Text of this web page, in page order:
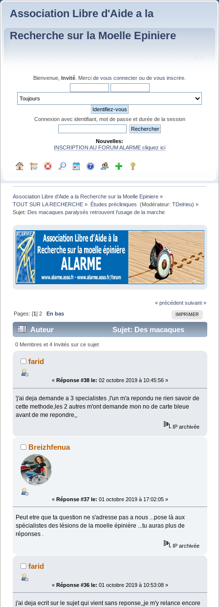
Association Libre d'Aide a la
Recherche sur la Moelle Epiniere
Bienvenue, Invité . Merci de vous connecter ou de vous inscrire
Connexion avec identifiant, mot de passe et durée de la session
Nouvelles:
INSCRIPTION AU FORUM ALARME cliquez ici
Association Libre d'Aide a la Recherche sur la Moelle Epiniere »
TOUT SUR LA RECHERCHE » Études précliniques (Modérateur: TDelrieu) »
Sujet: Des macaques paralysés retrouvent l'usage de la marche
« précédent suivant »
IMPRIMER
Pages: [1]2 En bas
Auteur
Sujet: Des macaques
paralysés retrouvent l'usage de la marche (Lu 52065
fois)
0 Membres et 4 Invités sur ce sujet
farid
« Réponse #38 le: 02 octobre 2019 à 10:45:56 »
'j'ai deja demande a 3 specialistes ,l'un m'a repondu ne rien savoir de
cette methode,les 2 autres m'ont demande mon no de carte bleue
avant de me repondre,,
IP archivée
Breizhfenua
« Réponse #37 le: 01 octobre 2019 à 17:02:05 »
Peut etre que ta question ne s'adresse pas a nous ...pose là aux
spécialistes des lésions de la moelle épinière ...tu auras plus de
réponses .
IP archivée
farid
« Réponse #36 le: 01 octobre 2019 à 10:53:08 »
j'ai deja ecrit sur le sujet qui vient sans reponse,,je m'y relance encore